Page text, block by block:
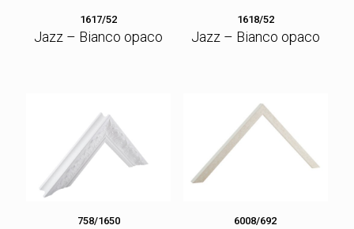
1617/52
Jazz – Bianco opaco
1618/52
Jazz – Bianco opaco
758/1650 6008/692